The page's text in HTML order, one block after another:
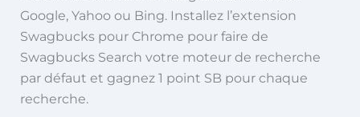
Google, Yahoo ou Bing. Installez l’extension
Swagbucks pour Chrome pour faire de
Swagbucks Search votre moteur de recherche
par défaut et gagnez 1 point SB pour chaque
recherche.